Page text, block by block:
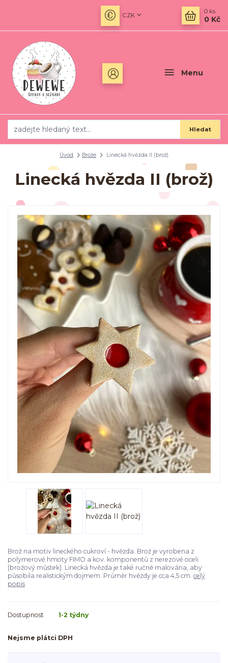
Menu
CZK
Hledat
0 ks
0 Kč
Úvod Brože Linecká hvězda II (brož)
Linecká hvězda II (brož)
Brož na motiv lineckého cukroví - hvězda. Brož je vyrobena z
polymerové hmoty FIMO a kov. komponentů z nerezové oceli
(brožový můstek). Linecká hvězda je také ručně malována, aby
působila realistickým dojmem. Průměr hvězdy je cca 4,5 cm. celý
popis
Dostupnost 1-2 týdny
Nejsme plátci DPH